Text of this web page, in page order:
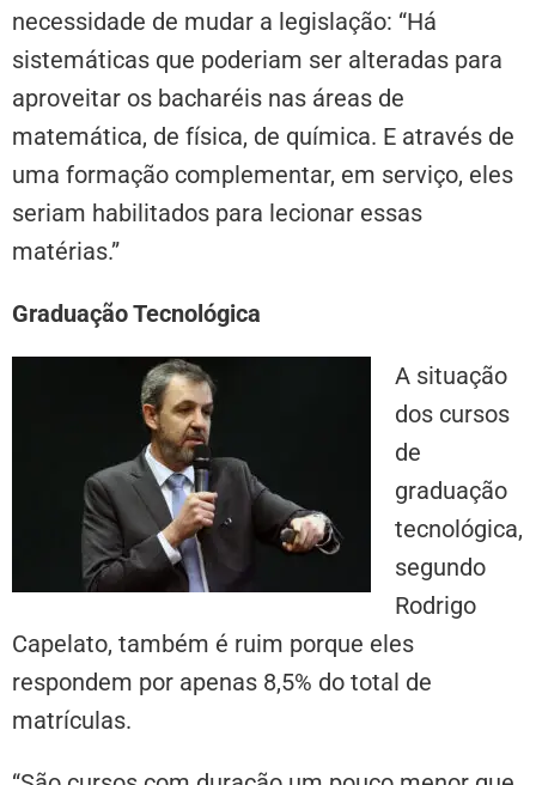
necessidade de mudar a legislação: “Há
sistemáticas que poderiam ser alteradas para
aproveitar os bacharéis nas áreas de
matemática, de física, de química. E através de
uma formação complementar, em serviço, eles
seriam habilitados para lecionar essas
matérias.”
Graduação Tecnológica
A situação
dos cursos
de
graduação
tecnológica,
segundo
Rodrigo
Capelato, também é ruim porque eles
respondem por apenas 8,5% do total de
matrículas.